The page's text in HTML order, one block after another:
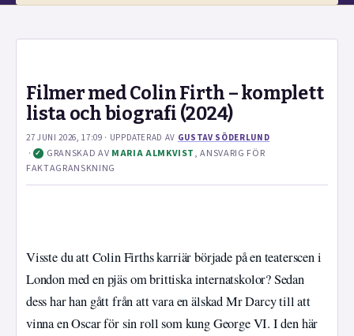
Filmer med Colin Firth – komplett
lista och biografi (2024)
27 JUNI 2026, 17:09 · UPPDATERAD AV GUSTAV SÖDERLUND
· ✓ GRANSKAD AV MARIA ALMKVIST, ANSVARIG FÖR
FAKTAGRANSKNING
Visste du att Colin Firths karriär började på en teaterscen i
London med en pjäs om brittiska internatskolor? Sedan
dess har han gått från att vara en älskad Mr Darcy till att
vinna en Oscar för sin roll som kung George VI. I den här